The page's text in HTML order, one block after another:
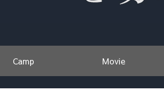
Camp Movie